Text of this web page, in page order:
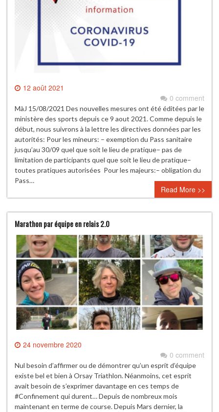
12 août 2021
0 comment
MàJ 15/08/2021 Des nouvelles mesures ont été éditées par le
ministère des sports depuis ce 9 aout 2021. Comme depuis le
début, nous suivrons à la lettre les directives données par les
autorités: Pour les mineurs: – exemption du Pass sanitaire
jusqu’au 30/09 quel que soit le lieu de pratique– pas de
limitation de participants quel que soit le lieu de pratique–
toutes pratiques autorisées Pour les majeurs:– obligation du
Pass…
Read More >>
Marathon par équipe en relais 2.0
24 novembre 2020
0 comment
Nul besoin d’affirmer ou de démontrer qu’un esprit d’équipe
existe bel et bien à Orsay Triathlon. Néanmoins, cet esprit
avait besoin de s’exprimer davantage en ces temps de
#Confinement qui durent… Depuis de nombreux mois
maintenant en terme de course. Depuis Mars dernier, la